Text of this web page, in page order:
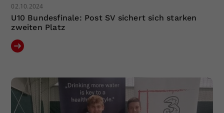
02.10.2024
U10 Bundesfinale: Post SV sichert sich starken
zweiten Platz